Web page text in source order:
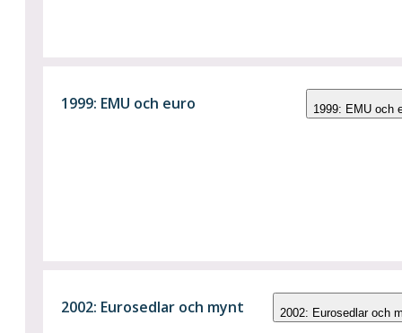
1999: EMU och euro 1999: EMU och
2002: Eurosedlar och mynt 2002: Eurosedlar och